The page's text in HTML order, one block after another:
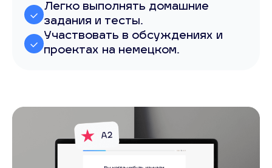
Легко выполнять домашние
задания и тесты.
Участвовать в обсуждениях и
проектах на немецком.